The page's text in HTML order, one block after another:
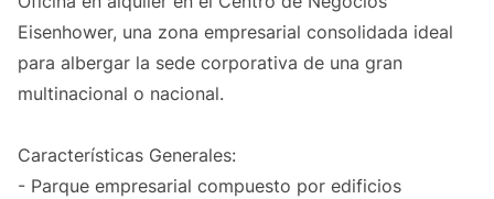
Eisenhower, una zona empresarial consolidada ideal
para albergar la sede corporativa de una gran
multinacional o nacional.
Características Generales:
- Parque empresarial compuesto por edificios